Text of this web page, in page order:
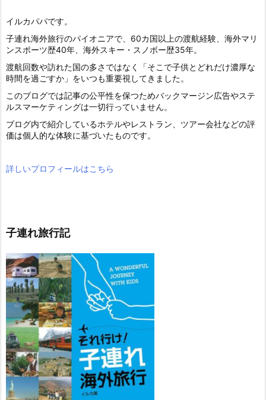
イルカパパです。
子連れ海外旅行のパイオニアで、60カ国以上の渡航経験、海外マリ
ンスポーツ歴40年、海外スキー・スノボー歴35年。
渡航回数や訪れた国の多さではなく「そこで子供とどれだけ濃厚な
時間を過ごすか」をいつも重要視してきました。
このブログでは記事の公平性を保つためバックマージン広告やステ
ルスマーケティングは一切行っていません。
ブログ内で紹介しているホテルやレストラン、ツアー会社などの評
価は個人的な体験に基づいたものです。
詳しいプロフィールはこちら
子連れ旅行記